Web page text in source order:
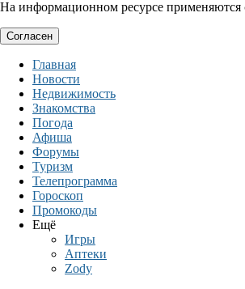
На информационном ресурсе применяются
Согласен
Главная
Новости
Недвижимость
Знакомства
Погода
Афиша
Форумы
Туризм
Телепрограмма
Гороскоп
Промокоды
Ещё
Игры
Аптеки
Zody